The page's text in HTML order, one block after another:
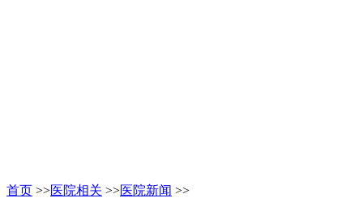
首页 >>医院相关 >>医院新闻 >>